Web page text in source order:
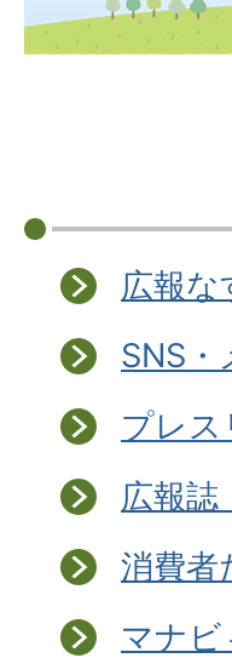
広報な
SNS・
プレス
広報誌
消費者
マナビ